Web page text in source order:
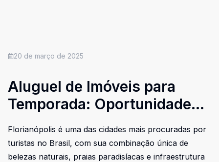
20 de março de 2025
Aluguel de Imóveis para
Temporada: Oportunidades
de Turismo em Florianópolis
Florianópolis é uma das cidades mais procuradas por
turistas no Brasil, com sua combinação única de
belezas naturais, praias paradisíacas e infraestrutura